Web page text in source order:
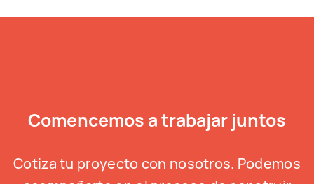
Comencemos a trabajar juntos
Cotiza tu proyecto con nosotros. Podemos